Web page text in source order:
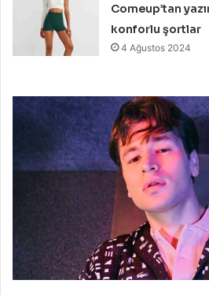
Comeup’tan
konforlu şortlar
4 Ağustos 2024